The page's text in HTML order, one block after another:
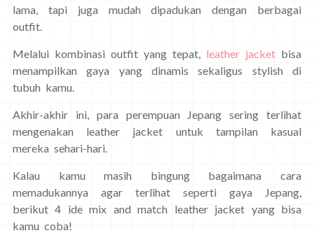
lama, tapi juga mudah dipadukan dengan berbagai
outfit.
Melalui kombinasi outfit yang tepat, leather jacket bisa
menampilkan gaya yang dinamis sekaligus stylish di
tubuh kamu.
Akhir-akhir ini, para perempuan Jepang sering terlihat
mengenakan leather jacket untuk tampilan kasual
mereka sehari-hari.
Kalau kamu masih bingung bagaimana cara
memadukannya agar terlihat seperti gaya Jepang,
berikut 4 ide mix and match leather jacket yang bisa
kamu coba!